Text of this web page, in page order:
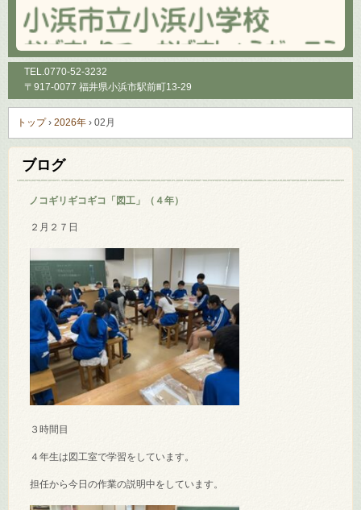
TEL.0770-52-3232
〒917-0077 福井県小浜市駅前町13-29
トップ› 2026年 › 02月
ブログ
ノコギリギコギコ「図工」（４年）
２月２７日
３時間目
４年生は図工室で学習をしています。
担任から今日の作業の説明中をしています。